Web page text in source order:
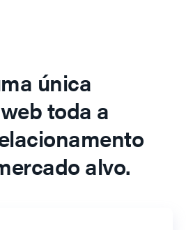
única
toda a
alvo.